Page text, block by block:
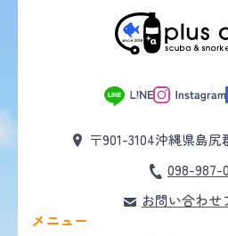
〒901-3104沖縄県島尻
098-987-
お問い合わせ
メニュー